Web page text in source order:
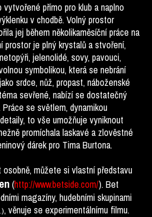
přímo pro klub a naplno
v chodbě. Volný prostor
jej během několikaměsíční práce na
je plný krystalů a stvoření,
jelenolidé, sovy, pavouci,
symbolikou, která se nebrání
srdce, nůž, propast, náboženské
sevřené, nabízí se dostatečný
se světlem, dynamikou
to vše umožňuje vyniknout
promíchala laskavé a zlověstné
dárek pro Tima Burtona.
můžete si vlastní představu
(http://www.betside.com/). Bet
magazíny, hudebními skupinami
, věnuje se experimentálnímu filmu.